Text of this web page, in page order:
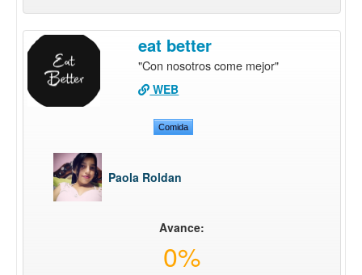
eat better
"Con nosotros come mejor"
WEB
Comida
Paola Roldan
Avance:
0%